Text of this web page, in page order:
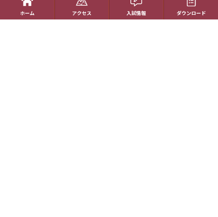
在校生の方へ
ホーム アクセス 入試情報 ダウンロード